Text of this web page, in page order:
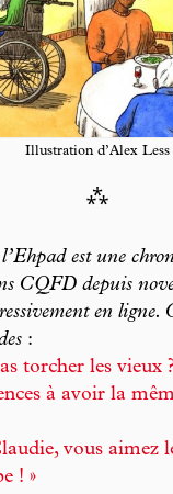
Illustration d’Alex Less
⁂
est une
CQFD depuis
en ligne.
:
torcher les vieux
à avoir la
vous aimez
! »